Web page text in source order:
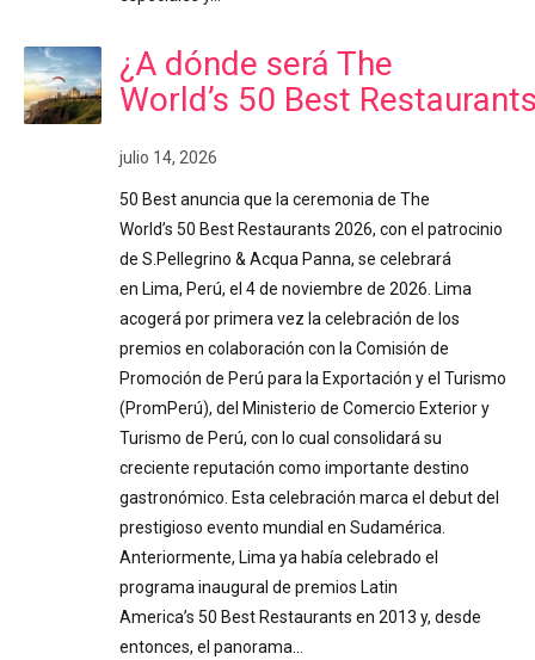
¿A dónde será The
World’s 50 Best
julio 14, 2026
50 Best anuncia que la ceremonia de The
World’s 50 Best Restaurants 2026, con el patrocinio
de S.Pellegrino & Acqua Panna, se celebrará
en Lima, Perú, el 4 de noviembre de 2026. Lima
acogerá por primera vez la celebración de los
premios en colaboración con la Comisión de
Promoción de Perú para la Exportación y el Turismo
(PromPerú), del Ministerio de Comercio Exterior y
Turismo de Perú, con lo cual consolidará su
creciente reputación como importante destino
gastronómico. Esta celebración marca el debut del
prestigioso evento mundial en Sudamérica.
Anteriormente, Lima ya había celebrado el
programa inaugural de premios Latin
America’s 50 Best Restaurants en 2013 y, desde
entonces, el panorama…